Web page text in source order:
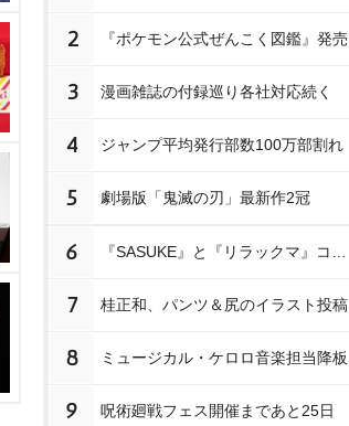
2 『ポケモン公式ぜんこく図鑑』発売
3 漫画雑誌の付録巡り各社対応続く
4 ジャンプ平均発行部数100万部割れ
5 劇場版「鬼滅の刃」最新作2冠
6
7 桂正和、パンツ＆尻のイラスト投稿
8 ミュージカル・ケロロ音楽担当降板
9 呪術廻戦フェス開催まであと25日